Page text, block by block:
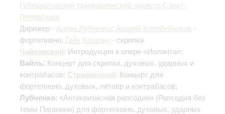
Губернаторский симфонический оркестр Санкт-
Петербурга
Дирижер - Антон Лубченко; Андрей Коробейников -
фортепиано; Гайк Казазян - скрипка
Чайковский: Интродукция к опере «Иоланта»;
Вайль: Концерт для скрипки, духовых, ударных и
контрабасов; Стравинский: Концерт для
фортепиано, духовых, литавр и контрабасов;
Лубченко: «Антикризисная рапсодия» (Рапсодия без
темы Паганини) для фортепиано, духовых, ударных